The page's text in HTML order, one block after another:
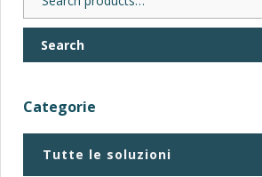
for:
Search
Categorie
Tutte le soluzioni